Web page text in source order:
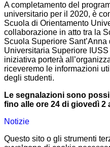
A completamento del
universitario per il 2020, è
Scuola di Orientamento
collaborazione in atto tra la
Scuola Superiore
Universitaria Superiore
iniziativa porterà
riceveremo le informazioni
degli studenti.
Le segnalazioni sono
fino alle ore 24 di giovedì 2
Notizie
Questo sito o gli strumenti